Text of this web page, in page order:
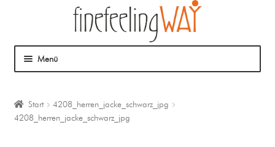
Menü
Mein Angebot
Start
4208_herren_jacke_schwarz_jpg
4208_herren_jacke_schwarz_jpg